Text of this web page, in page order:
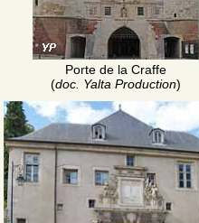
Porte de la Craffe
(doc. Yalta Production)